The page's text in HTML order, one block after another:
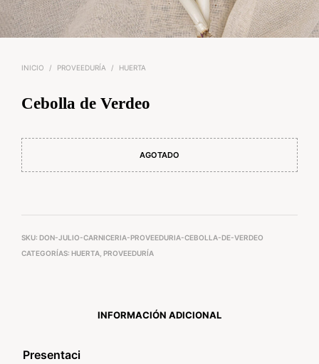
INICIO / PROVEEDURÍA / HUERTA
Cebolla de Verdeo
AGOTADO
SKU: DON-JULIO-CARNICERIA-PROVEEDURIA-CEBOLLA-DE-VERDEO
CATEGORÍAS: HUERTA PROVEEDURÍA
INFORMACIÓN ADICIONAL
Presentaci